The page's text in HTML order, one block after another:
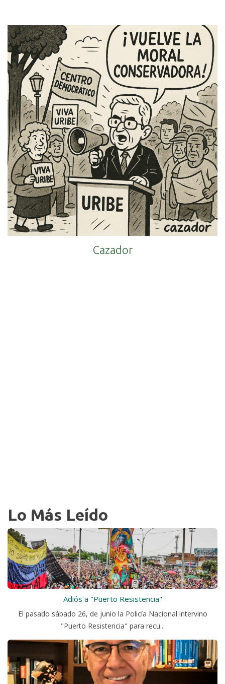
Cazador
Lo Más Leído
Adiós a "Puerto Resistencia"
El pasado sábado 26, de junio la Policía Nacional intervino
"Puerto Resistencia" para recu...